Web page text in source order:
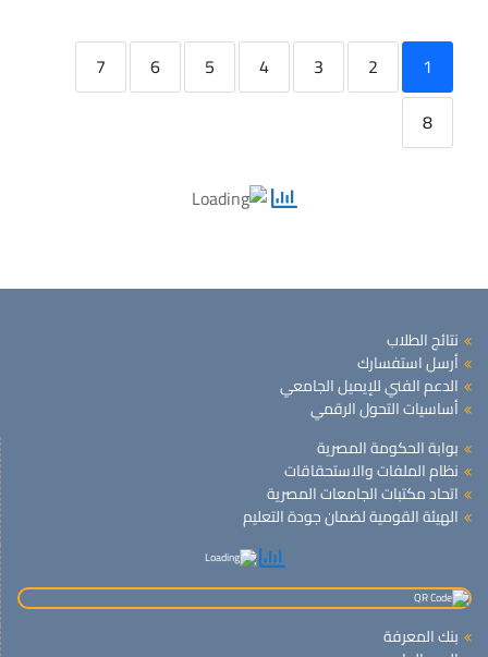
1
2
3
4
5
6
7
8
نتائج الطلاب
أرسل استفسارك
الدعم الفني للإيميل الجامعي
أساسيات التحول الرقمي
بوابة الحكومة المصرية
نظام الملفات والاستحقاقات
اتحاد مكتبات الجامعات المصرية
الهيئة القومية لضمان جودة التعليم
بنك المعرفة